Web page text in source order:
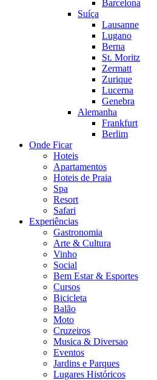
Barcelona
Suíça
Lausanne
Lugano
Berna
St. Moritz
Zermatt
Zurique
Lucerna
Genebra
Alemanha
Frankfurt
Berlim
Onde Ficar
Hoteis
Apartamentos
Hoteis de Praia
Spa
Resort
Safari
Experiências
Gastronomia
Arte & Cultura
Vinho
Social
Bem Estar & Esportes
Cursos
Bicicleta
Balão
Moto
Cruzeiros
Musica & Diversao
Eventos
Jardins e Parques
Lugares Históricos